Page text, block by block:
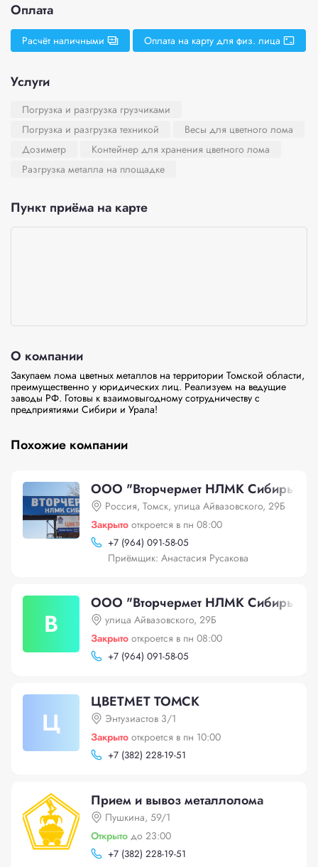
Оплата
Расчёт наличными Оплата на карту для физ. лица
Услуги
Погрузка и разгрузка грузчиками
Погрузка и разгрузка техникой
Весы для цветного лома
Дозиметр
Контейнер для хранения цветного лома
Разгрузка металла на площадке
Пункт приёма на карте
О компании
Закупаем лома цветных металлов на территории Томской области,
преимущественно у юридических лиц. Реализуем на ведущие
заводы РФ. Готовы к взаимовыгодному сотрудничеству с
предприятиями Сибири и Урала!
Похожие компании
ООО "Вторчермет НЛМК Сибирь"
Россия, Томск, улица Айвазовского, 29Б
Закрыто откроется в пн 08:00
+7 (964) 091-58-05
Приёмщик: Анастасия Русакова
В
ООО "Вторчермет НЛМК Сибирь"
улица Айвазовского, 29Б
Закрыто откроется в пн 08:00
+7 (964) 091-58-05
Ц
ЦВЕТМЕТ ТОМСК
Энтузиастов 3/1
Закрыто откроется в пн 10:00
+7 (382) 228-19-51
Прием и вывоз металлолома
Пушкина, 59/1
Открыто до 23:00
+7 (382) 228-19-51